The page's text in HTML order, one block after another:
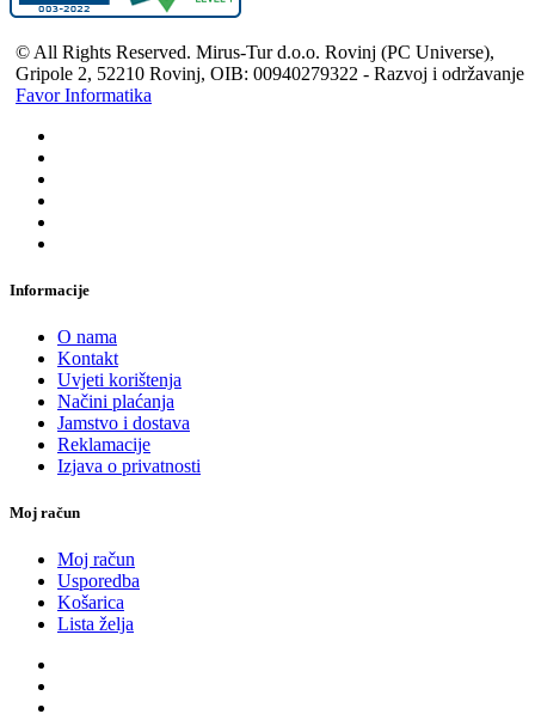
© All Rights Reserved. Mirus-Tur d.o.o. Rovinj (PC Universe),
Gripole 2, 52210 Rovinj, OIB: 00940279322 - Razvoj i održavanje
Favor Informatika
Informacije
O nama
Kontakt
Uvjeti korištenja
Načini plaćanja
Jamstvo i dostava
Reklamacije
Izjava o privatnosti
Moj račun
Moj račun
Usporedba
Košarica
Lista želja